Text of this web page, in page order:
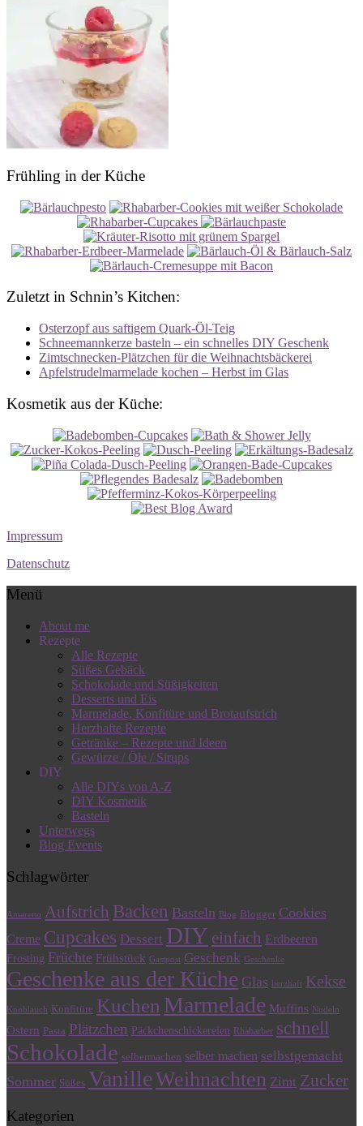
Frühling in der Küche
Zuletzt in Schnin’s Kitchen:
Osterzopf aus saftigem Quark-Öl-Teig
Schneemannkerze basteln – ein schnelles DIY Geschenk
Zimtschnecken-Plätzchen für die Weihnachtsbäckerei
Apfelstrudelmarmelade kochen – Herbst im Glas
Kosmetik aus der Küche:
Impressum
Datenschutz
Menü
About me
Rezepte
Alle Rezepte
Süßes Gebäck
Schokolade und Süßigkeiten
Desserts und Eis
Marmelade, Konfitüre und Brotaufstrich
Herzhafte Rezepte
Getränke – Rezepte und Ideen
Gewürze / Öle / Sirups
DIY
Alle DIYs von A-Z
DIY Kosmetik
Basteln
Unterwegs
Blog Events
Schlagwörter
Amaretto Aufstrich Backen Basteln Blog Blogger Cookies
Creme Cupcakes Dessert DIY einfach Erdbeeren
Frosting Früchte Frühstück Gastpost Geschenk Geschenke
Geschenke aus der Küche Glas herzhaft Kekse
Knoblauch Konfitüre Kuchen Marmelade Muffins Nudeln
Ostern Pasta Plätzchen Päckchenschickereien Rhabarber schnell
Schokolade selbermachen selber machen selbstgemacht
Sommer Süßes VanilleWeihnachten Zimt Zucker
Kategorien